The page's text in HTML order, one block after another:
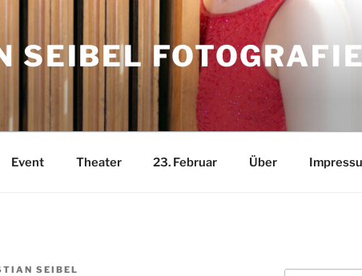
SEIBEL FOTOGRAFIE
Event Theater 23. Februar Über
SEIBEL